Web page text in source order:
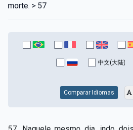
morte. > 57
中文(大陆)
Comparar Idiomas